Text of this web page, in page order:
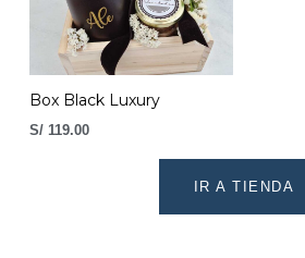
Box Black Luxury
S/119.00
IR A TIENDA